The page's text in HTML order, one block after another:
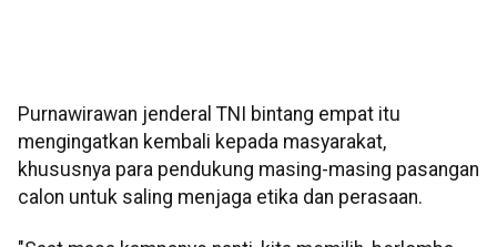
Purnawirawan jenderal TNI bintang empat itu
mengingatkan kembali kepada masyarakat,
khususnya para pendukung masing-masing pasangan
calon untuk saling menjaga etika dan perasaan.